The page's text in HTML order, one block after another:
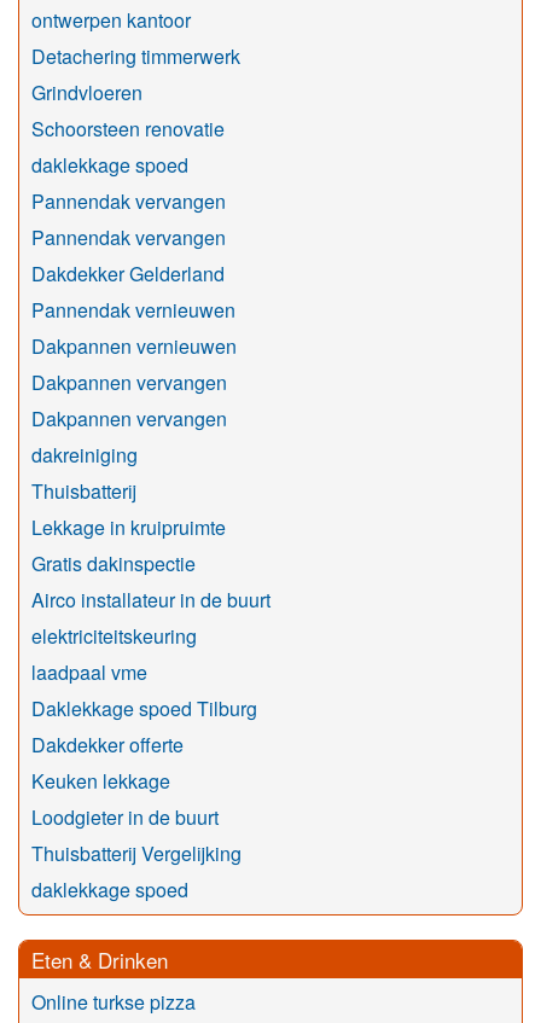
ontwerpen kantoor
Detachering timmerwerk
Grindvloeren
Schoorsteen renovatie
daklekkage spoed
Pannendak vervangen
Pannendak vervangen
Dakdekker Gelderland
Pannendak vernieuwen
Dakpannen vernieuwen
Dakpannen vervangen
Dakpannen vervangen
dakreiniging
Thuisbatterij
Lekkage in kruipruimte
Gratis dakinspectie
Airco installateur in de buurt
elektriciteitskeuring
laadpaal vme
Daklekkage spoed Tilburg
Dakdekker offerte
Keuken lekkage
Loodgieter in de buurt
Thuisbatterij Vergelijking
daklekkage spoed
Eten & Drinken
Online turkse pizza